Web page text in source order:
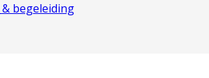
begeleiding